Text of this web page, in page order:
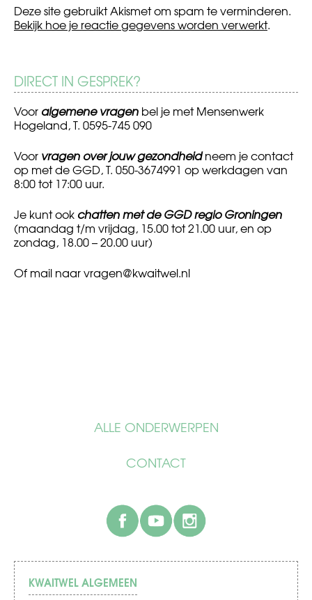
ALLE ONDERWERPEN
CONTACT
facebook
Deze site gebruikt Akismet om spam te verminderen.
Bekijk hoe je reactie gegevens worden verwerkt.
DIRECT IN GESPREK?
Voor algemene vragen bel je met Mensenwerk
Hogeland, T. 0595-745 090
Voor vragen over jouw gezondheidneem je contact
op met de GGD, T. 050-3674991 op werkdagen van
8:00 tot 17:00 uur.
Je kunt ook chatten met de GGD regio Groningen
(maandag t/m vrijdag, 15.00 tot 21.00 uur, en op
zondag, 18.00 – 20.00 uur)
Of mail naarvragen@kwaitwel.nl
KWAITWEL ALGEMEEN